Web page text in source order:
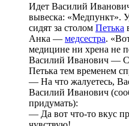
Идет Василий
вывеска: «Медпункт».
сидят за столом Петька
Анка — медсестра.
медицине ни хрена не
Василий Иванович —
Петька тем временем
— На что жалуетесь,
Василий Иванович
придумать):
— Да вот что-то вкус